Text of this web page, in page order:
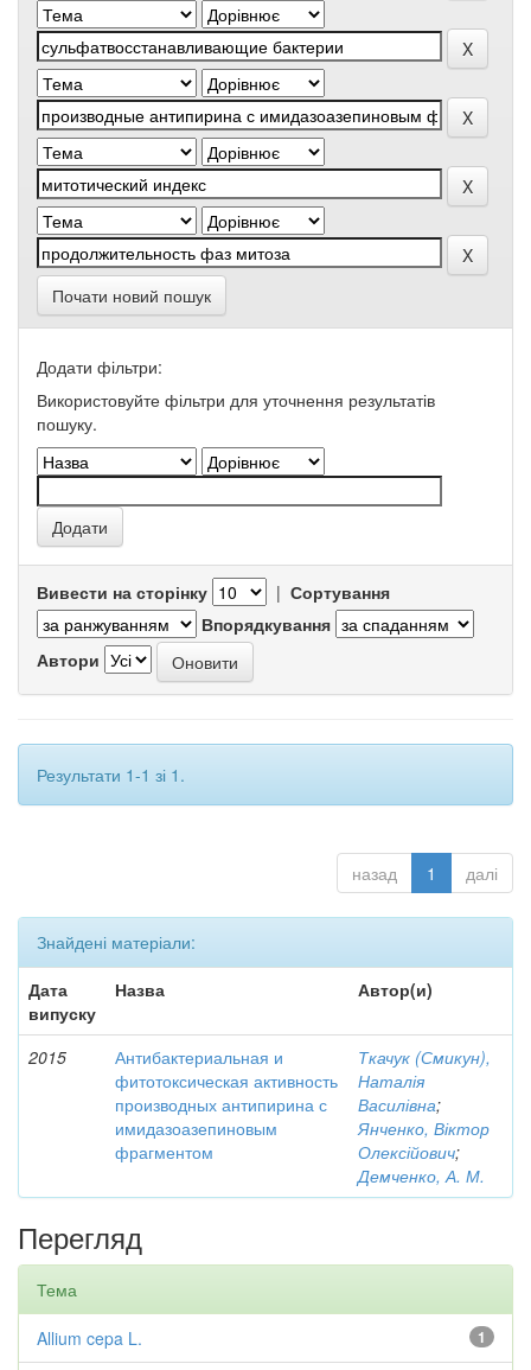
Почати новий пошук
Додати фільтри:
Використовуйте фільтри для уточнення результатів
пошуку.
Вивести на сторінку | Сортування
Впорядкування
Автори
Результати 1-1 зі 1.
назад 1 далі
Знайдені матеріали:
Дата
випуску
Назва Автор(и)
2015
Антибактериальная и
фитотоксическая активность
производных антипирина с
имидазоазепиновым
фрагментом
Ткачук (Смикун),
Наталія
Василівна;
Янченко, Віктор
Олексійович;
Демченко, А. М.
Перегляд
Тема
1
Allium cepa L.